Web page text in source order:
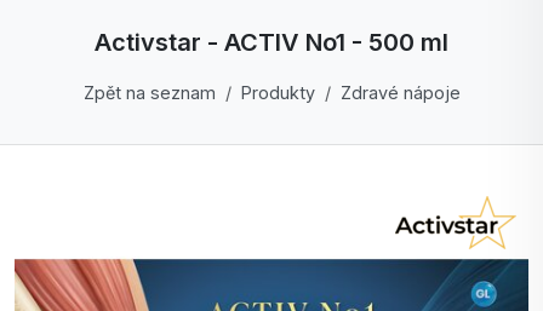
Activstar - ACTIV No1 - 500 ml
Zpět na seznam Produkty Zdravé nápoje